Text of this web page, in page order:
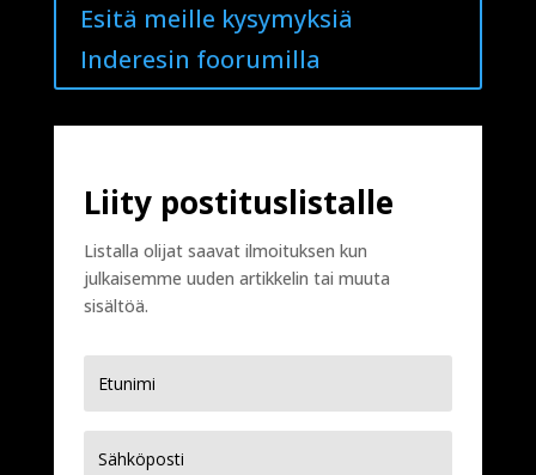
Esitä meille kysymyksiä
Inderesin foorumilla
Liity postituslistalle
Listalla olijat saavat ilmoituksen kun
julkaisemme uuden artikkelin tai muuta
sisältöä.